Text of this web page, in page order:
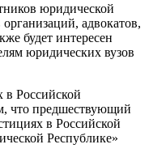
юридической
адвокатов,
будет интересен
юридических вузов
в Российской
что предшествующий
в Российской
Республике»